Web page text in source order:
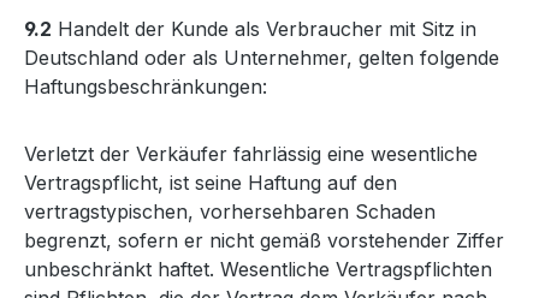
9.2 Handelt der Kunde als Verbraucher mit Sitz in
Deutschland oder als Unternehmer, gelten folgende
Haftungsbeschränkungen:
Verletzt der Verkäufer fahrlässig eine wesentliche
Vertragspflicht, ist seine Haftung auf den
vertragstypischen, vorhersehbaren Schaden
begrenzt, sofern er nicht gemäß vorstehender Ziffer
unbeschränkt haftet. Wesentliche Vertragspflichten